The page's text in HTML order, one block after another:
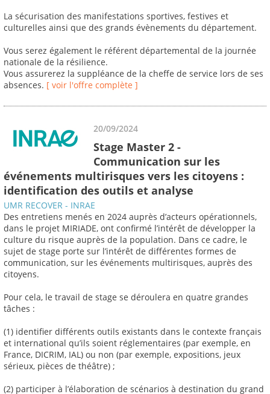
La sécurisation des manifestations sportives, festives et
culturelles ainsi que des grands évènements du département.
Vous serez également le référent départemental de la journée
nationale de la résilience.
Vous assurerez la suppléance de la cheffe de service lors de ses
absences. [ voir l'offre complète ]
20/09/2024
Stage Master 2 -
Communication sur les
événements multirisques vers les citoyens :
identification des outils et analyse
UMR RECOVER - INRAE
Des entretiens menés en 2024 auprès d’acteurs opérationnels,
dans le projet MIRIADE, ont confirmé l’intérêt de développer la
culture du risque auprès de la population. Dans ce cadre, le
sujet de stage porte sur l’intérêt de différentes formes de
communication, sur les événements multirisques, auprès des
citoyens.
Pour cela, le travail de stage se déroulera en quatre grandes
tâches :
(1) identifier différents outils existants dans le contexte français
et international qu’ils soient réglementaires (par exemple, en
France, DICRIM, IAL) ou non (par exemple, expositions, jeux
sérieux, pièces de théâtre) ;
(2) participer à l’élaboration de scénarios à destination du grand